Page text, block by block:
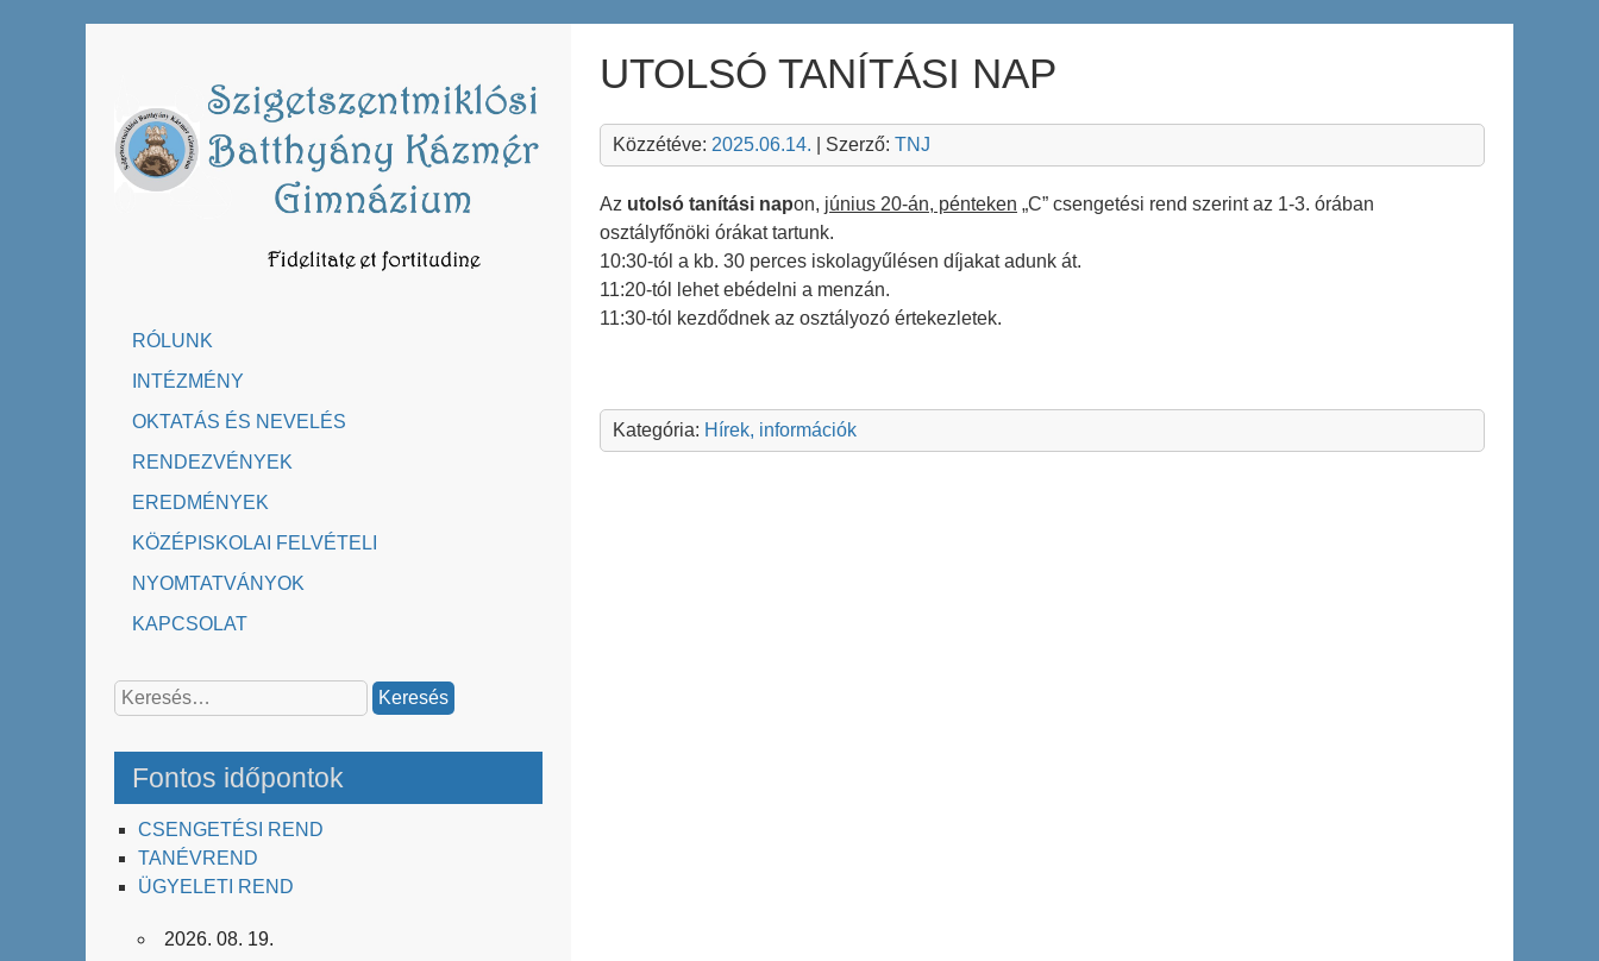
RÓLUNK
INTÉZMÉNY
OKTATÁS ÉS NEVELÉS
RENDEZVÉNYEK
EREDMÉNYEK
KÖZÉPISKOLAI FELVÉTELI
NYOMTATVÁNYOK
KAPCSOLAT
Keresés:
Fontos időpontok
CSENGETÉSI REND
TANÉVREND
ÜGYELETI REND
2026. 08. 19.
UTOLSÓ TANÍTÁSI NAP
Közzétéve: 2025.06.14. | Szerző: TNJ
Az utolsó tanítási napon, június 20-án, pénteken „C” csengetési rend szerint az 1-3. órában
osztályfőnöki órákat tartunk.
10:30-tól a kb. 30 perces iskolagyűlésen díjakat adunk át.
11:20-tól lehet ebédelni a menzán.
11:30-tól kezdődnek az osztályozó értekezletek.
Kategória: Hírek, információk